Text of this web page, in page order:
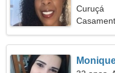
conjunta
Curuçá